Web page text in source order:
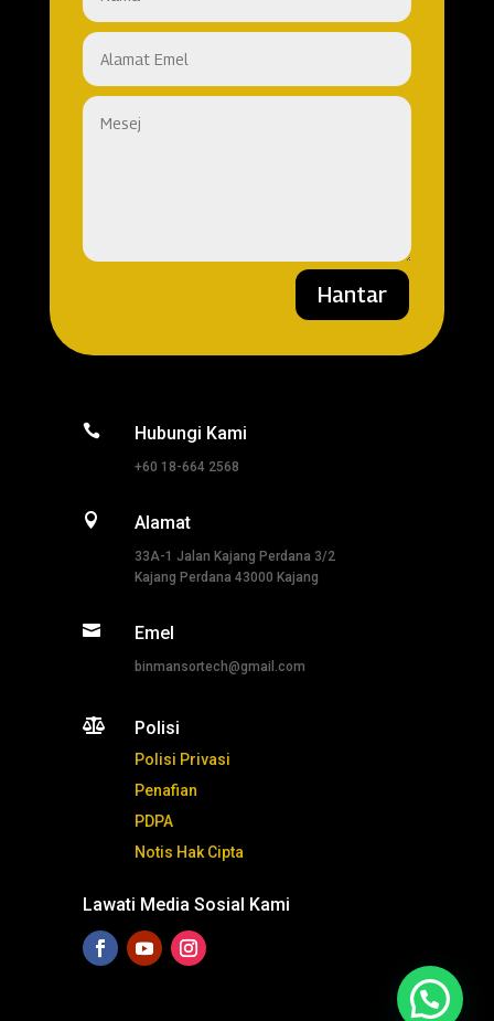
Hantar
 Hubungi Kami
+60 18-664 2568
 Alamat
33A-1 Jalan Kajang Perdana 3/2
Kajang Perdana 43000 Kajang
 Emel
binmansortech@gmail.com
 Polisi
Polisi Privasi
Penafian
PDPA
Notis Hak Cipta
Lawati Media Sosial Kami